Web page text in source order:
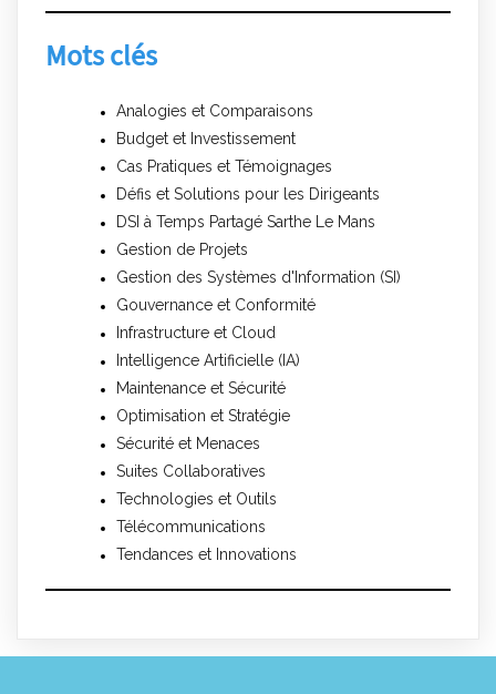
Mots clés
Analogies et Comparaisons
Budget et Investissement
Cas Pratiques et Témoignages
Défis et Solutions pour les Dirigeants
DSI à Temps Partagé Sarthe Le Mans
Gestion de Projets
Gestion des Systèmes d'Information (SI)
Gouvernance et Conformité
Infrastructure et Cloud
Intelligence Artificielle (IA)
Maintenance et Sécurité
Optimisation et Stratégie
Sécurité et Menaces
Suites Collaboratives
Technologies et Outils
Télécommunications
Tendances et Innovations